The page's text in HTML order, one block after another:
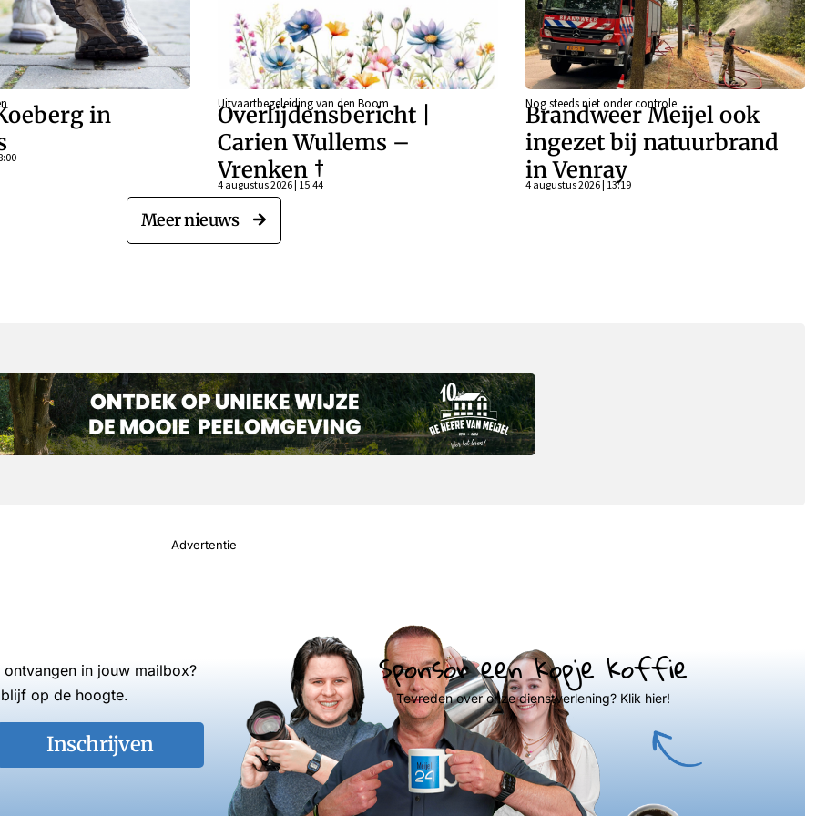
in
Uitvaartbegeleiding van den Boom
Overlijdensbericht |
Carien Wullems –
Vrenken †
4 augustus 2026 | 15:44
Nog steeds niet onder controle
Brandweer Meijel ook
ingezet bij natuurbrand
in Venray
4 augustus 2026 | 13:19
Meer nieuws
Advertentie
in jouw mailbox?
op de hoogte.
Inschrijven
Sponsor een kopje koffie
Tevreden over onze dienstverlening? Klik hier!